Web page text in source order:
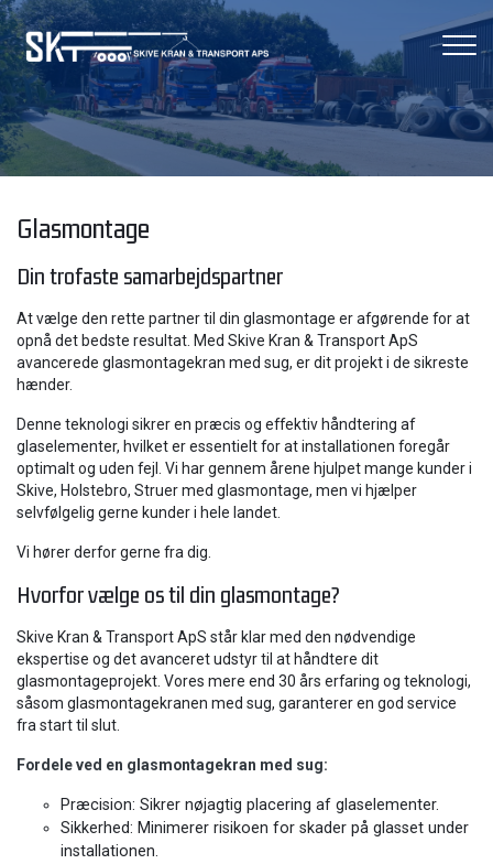
Gå
til
hovedindhold
Glasmontage
Din trofaste samarbejdspartner
At vælge den rette partner til din glasmontage er afgørende for at
opnå det bedste resultat. Med Skive Kran & Transport ApS
avancerede glasmontagekran med sug, er dit projekt i de sikreste
hænder.
Denne teknologi sikrer en præcis og effektiv håndtering af
glaselementer, hvilket er essentielt for at installationen foregår
optimalt og uden fejl. Vi har gennem årene hjulpet mange kunder i
Skive, Holstebro, Struer med glasmontage, men vi hjælper
selvfølgelig gerne kunder i hele landet.
Vi hører derfor gerne fra dig.
Hvorfor vælge os til din glasmontage?
Skive Kran & Transport ApS står klar med den nødvendige
ekspertise og det avanceret udstyr til at håndtere dit
glasmontageprojekt. Vores mere end 30 års erfaring og teknologi,
såsom glasmontagekranen med sug, garanterer en god service
fra start til slut.
Fordele ved en glasmontagekran med sug:
​Præcision: Sikrer nøjagtig placering af glaselementer.
​Sikkerhed: Minimerer risikoen for skader på glasset under
installationen.